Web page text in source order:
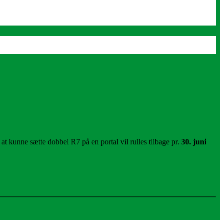
kunne sætte dobbel R7 på en portal vil rulles tilbage pr. 30. juni